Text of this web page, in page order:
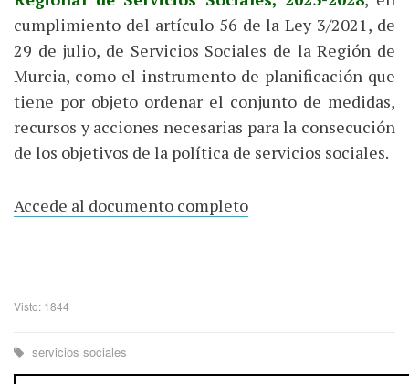
cumplimiento del artículo 56 de la Ley 3/2021, de
29 de julio, de Servicios Sociales de la Región de
Murcia, como el instrumento de planificación que
tiene por objeto ordenar el conjunto de medidas,
recursos y acciones necesarias para la consecución
de los objetivos de la política de servicios sociales.
Accede al documento completo
Visto: 1844
servicios sociales